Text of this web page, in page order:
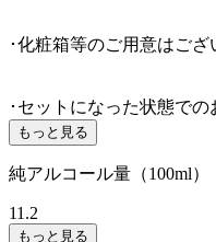
･化粧箱等のご用意はござ
･セットになった状態での
もっと見る
純アルコール量（100ml）
11.2
もっと見る